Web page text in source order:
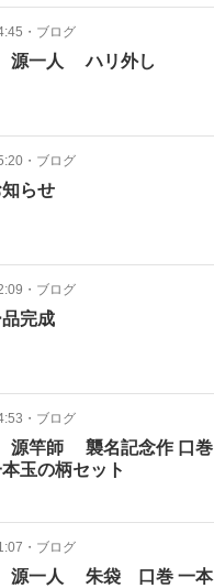
・ ブログ
源一人 ハリ外し
・ ブログ
らせ
・ ブログ
完成
・ ブログ
竿師 襲名記念作 口巻
玉の柄セット
・ ブログ
源一人 朱袋 口巻 一本